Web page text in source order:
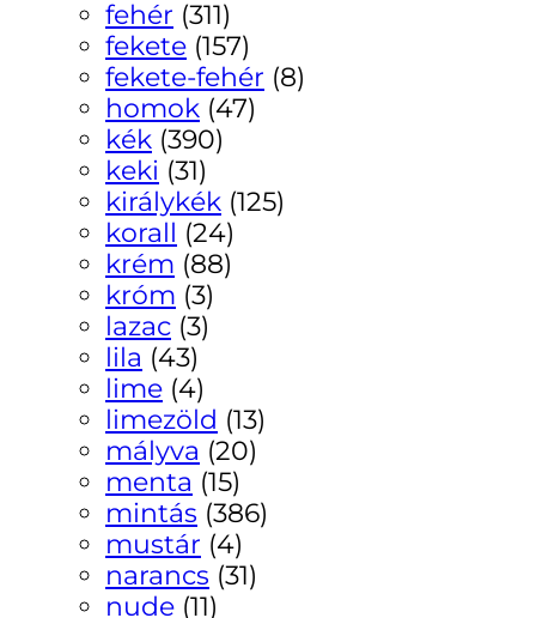
fehér (311)
fekete (157)
fekete-fehér (8)
homok (47)
kék (390)
keki (31)
királykék (125)
korall (24)
krém (88)
króm (3)
lazac (3)
lila (43)
lime (4)
limezöld (13)
mályva (20)
menta (15)
mintás (386)
mustár (4)
narancs (31)
nude (11)